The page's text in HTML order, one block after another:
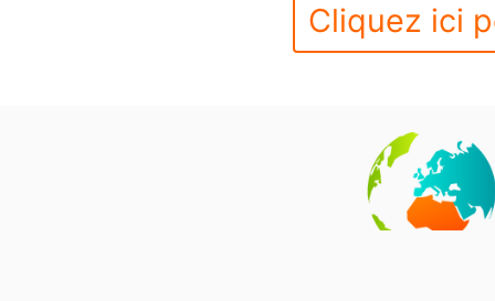
Cliquez ici